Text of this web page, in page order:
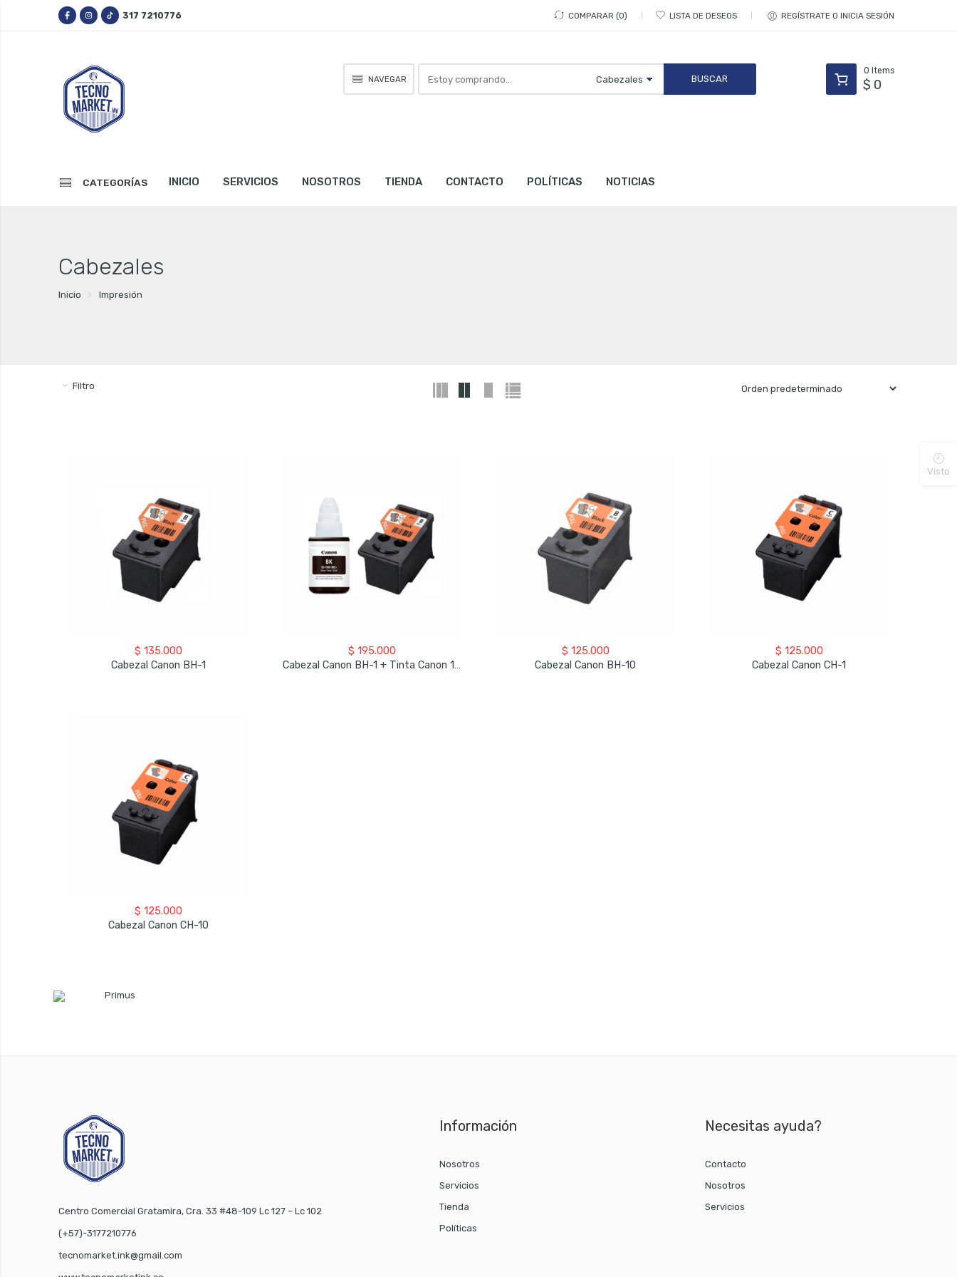
317 7210776 COMPARAR 0 LISTA DE DESEOS REGÍSTRATE O INICIA SESIÓN
NAVEGAR
aquí
0 Items
$ 0
CATEGORÍAS INICIO SERVICIOS NOSOTROS TIENDA CONTACTO POLÍTICAS NOTICIAS
Cabezales
Inicio Impresión
Filtro
$ 135.000
Cabezal Canon BH-1
$ 195.000
Cabezal Canon BH-1 + Tinta Canon 190 Negra
$ 125.000
Cabezal Canon BH-10
$ 125.000
Cabezal Canon CH-1
$ 125.000
Cabezal Canon CH-10
Centro Comercial Gratamira, Cra. 33 #48-109 Lc 127 – Lc 102
(+57)-3177210776
tecnomarket.ink@gmail.com
Información
Nosotros
Servicios
Tienda
Políticas
Necesitas ayuda?
Contacto
Nosotros
Servicios
Visto